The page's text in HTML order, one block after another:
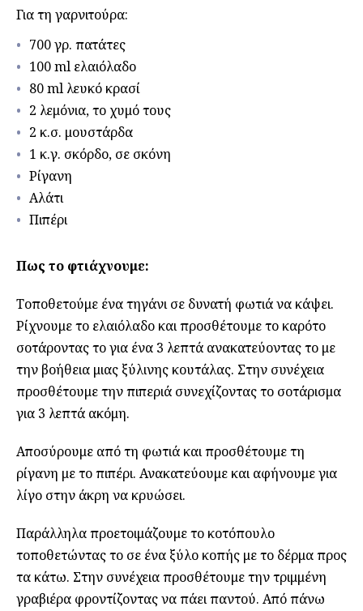
Για τη γαρνιτούρα:
700 γρ. πατάτες
100 ml ελαιόλαδο
80 ml λευκό κρασί
2 λεμόνια, το χυμό τους
2 κ.σ. μουστάρδα
1 κ.γ. σκόρδο, σε σκόνη
Ρίγανη
Αλάτι
Πιπέρι
Πως το φτιάχνουμε:
Τοποθετούμε ένα τηγάνι σε δυνατή φωτιά να κάψει.
Ρίχνουμε το ελαιόλαδο και προσθέτουμε το καρότο
σοτάροντας το για ένα 3 λεπτά ανακατεύοντας το με
την βοήθεια μιας ξύλινης κουτάλας. Στην συνέχεια
προσθέτουμε την πιπεριά συνεχίζοντας το σοτάρισμα
για 3 λεπτά ακόμη.
Αποσύρουμε από τη φωτιά και προσθέτουμε τη
ρίγανη με το πιπέρι. Ανακατεύουμε και αφήνουμε για
λίγο στην άκρη να κρυώσει.
Παράλληλα προετοιμάζουμε το κοτόπουλο
τοποθετώντας το σε ένα ξύλο κοπής με το δέρμα προς
τα κάτω. Στην συνέχεια προσθέτουμε την τριμμένη
γραβιέρα φροντίζοντας να πάει παντού. Από πάνω